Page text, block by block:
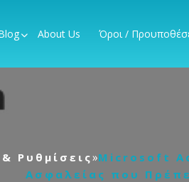
About Us Όροι /
Ρυθμίσεις»Microsoft
Ασφαλείας που